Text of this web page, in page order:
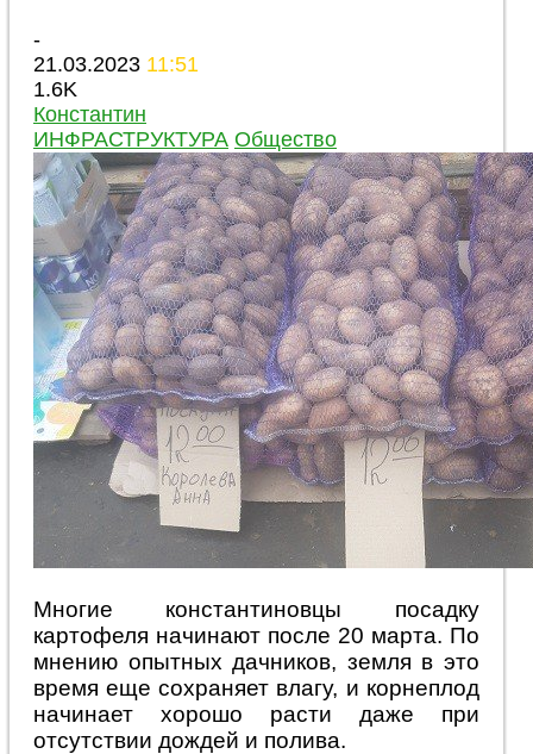
-
21.03.2023 11:51
1.6K
Константин
ИНФРАСТРУКТУРА Общество
Многие константиновцы посадку
картофеля начинают после 20 марта. По
мнению опытных дачников, земля в это
время еще сохраняет влагу, и корнеплод
начинает хорошо расти даже при
отсутствии дождей и полива.